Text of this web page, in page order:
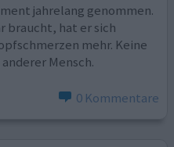
jahrelang genommen.
braucht, hat er sich
mehr. Keine
Mensch.
0 Kommentare